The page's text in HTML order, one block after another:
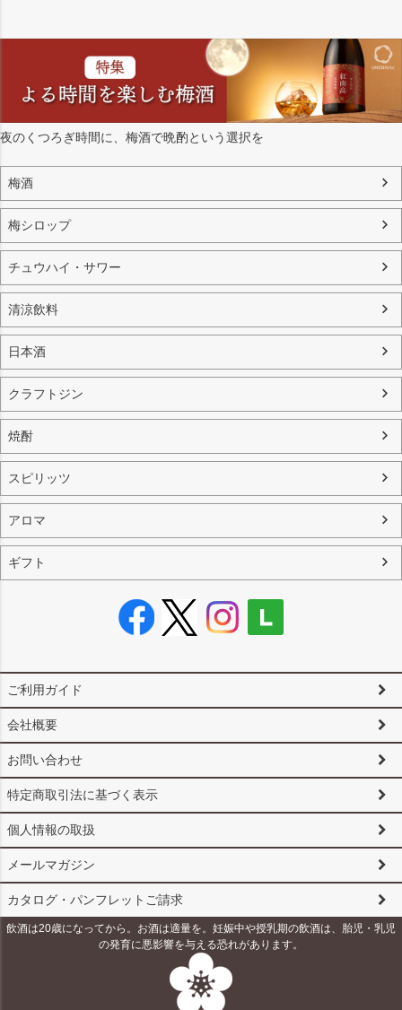
夜のくつろぎ時間に、梅酒で晩酌という選択を
梅酒
梅シロップ
チュウハイ・サワー
清涼飲料
日本酒
クラフトジン
焼酎
スピリッツ
アロマ
ギフト
ご利用ガイド
会社概要
お問い合わせ
特定商取引法に基づく表示
個人情報の取扱
メールマガジン
カタログ・パンフレットご請求
飲酒は20歳になってから。お酒は適量を。妊娠中や授乳期の飲酒は、胎児・乳児
の発育に悪影響を与える恐れがあります。